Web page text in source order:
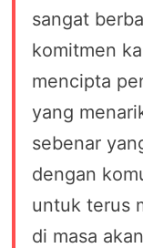
sangat
komitmen
mencipta
yang
sebenar
dengan
untuk terus
di masa